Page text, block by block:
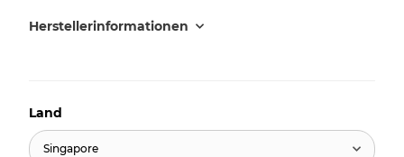
Herstellerinformationen
Land
Singapore